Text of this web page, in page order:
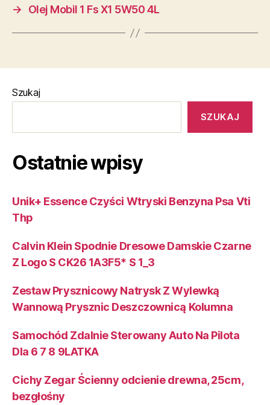
→ Olej Mobil 1 Fs X1 5W50 4L
Szukaj
SZUKAJ
Ostatnie wpisy
Unik+ Essence Czyści Wtryski Benzyna Psa Vti
Thp
Calvin Klein Spodnie Dresowe Damskie Czarne
Z Logo S CK26 1A3F5* S 1_3
Zestaw Prysznicowy Natrysk Z Wylewką
Wannową Prysznic Deszczownicą Kolumna
Samochód Zdalnie Sterowany Auto Na Pilota
Dla 6 7 8 9LATKA
Cichy Zegar Ścienny odcienie drewna, 25cm,
bezgłośny